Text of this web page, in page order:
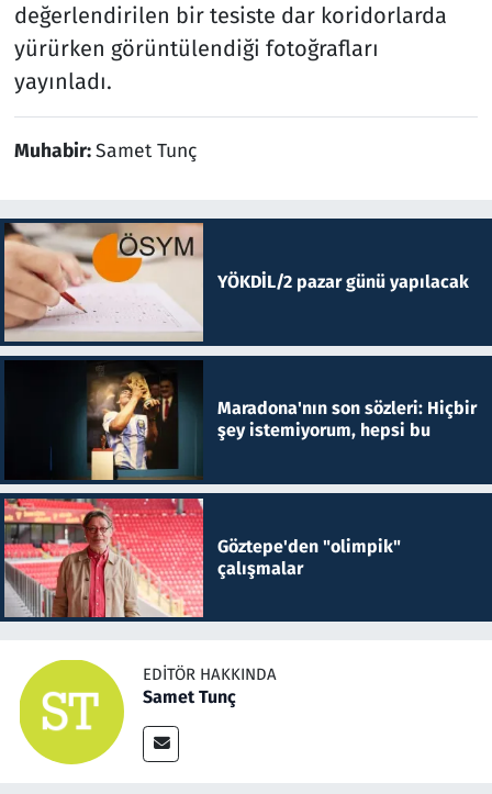
değerlendirilen bir tesiste dar koridorlarda
yürürken görüntülendiği fotoğrafları
yayınladı.
Muhabir:Samet Tunç
YÖKDİL/2 pazar günü yapılacak
Maradona'nın son sözleri: Hiçbir
şey istemiyorum, hepsi bu
Göztepe'den "olimpik"
çalışmalar
EDITÖR HAKKINDA
Samet Tunç